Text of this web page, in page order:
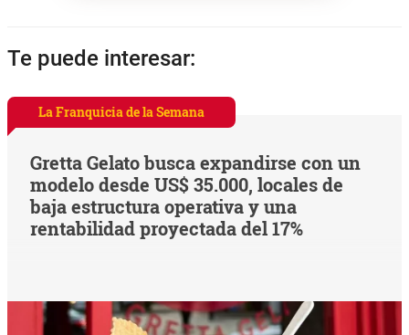
Te puede interesar:
La Franquicia de la Semana
Gretta Gelato busca expandirse con un
modelo desde US$ 35.000, locales de
baja estructura operativa y una
rentabilidad proyectada del 17%